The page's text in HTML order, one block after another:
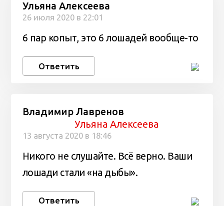
Ульяна Алексеева
26 июля 2020 в 22:01
6 пар копыт, это 6 лошадей вообще-то
Ответить
Владимир Лавренов
Ульяна Алексеева
13 августа 2020 в 18:46
Никого не слушайте. Всё верно. Ваши
лошади стали «на дыбы».
Ответить